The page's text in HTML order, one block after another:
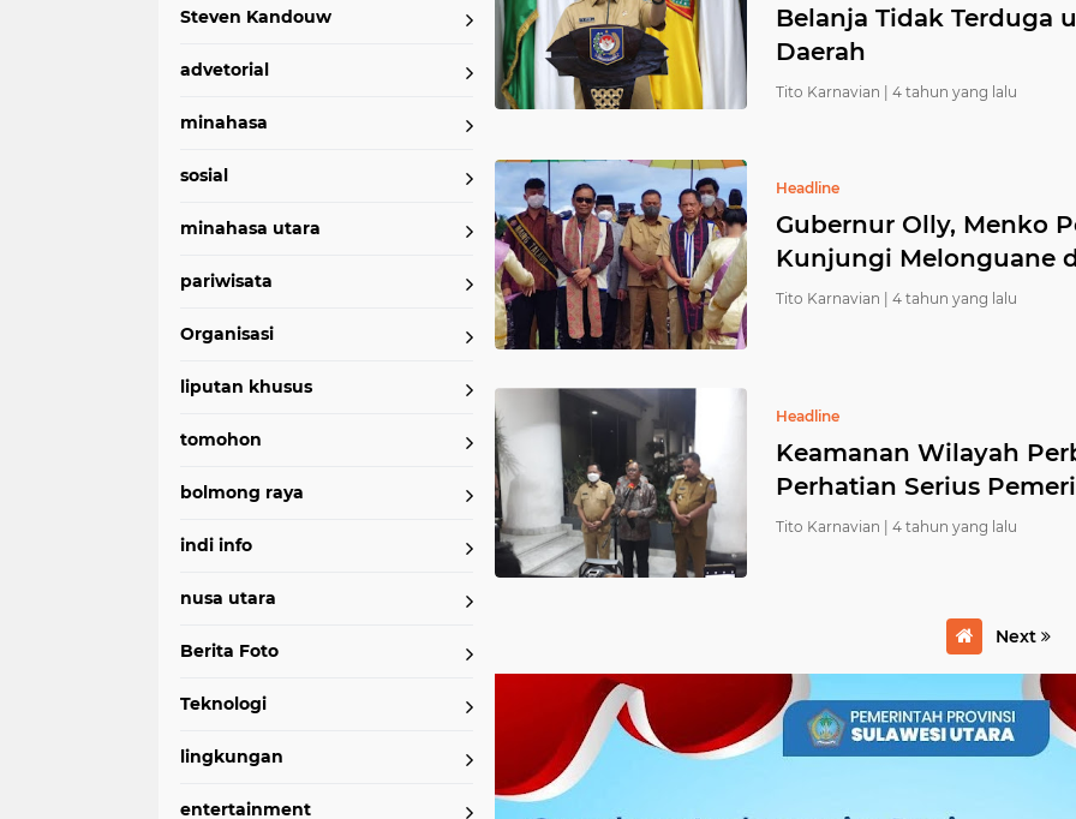
Steven Kandouw
advetorial
minahasa
sosial
minahasa utara
pariwisata
Organisasi
liputan khusus
tomohon
bolmong raya
indi info
nusa utara
Berita Foto
Teknologi
lingkungan
entertainment
Belanja Tidak Terduga
Daerah
Tito Karnavian | 4 tahun yang lalu
Headline
Gubernur Olly, Menko
Kunjungi Melonguane
Tito Karnavian | 4 tahun yang lalu
Headline
Keamanan Wilayah
Perhatian Serius
Tito Karnavian | 4 tahun yang lalu
Next